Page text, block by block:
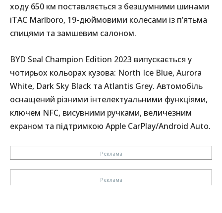
ходу 650 км поставляється з безшумними шинами
iTAC Marlboro, 19-дюймовими колесами із п’ятьма
спицями та замшевим салоном.
BYD Seal Champion Edition 2023 випускається у
чотирьох кольорах кузова: North Ice Blue, Aurora
White, Dark Sky Black та Atlantis Grey. Автомобіль
оснащений різними інтелектуальними функціями,
ключем NFC, висувними ручками, величезним
екраном та підтримкою Apple CarPlay/Android Auto.